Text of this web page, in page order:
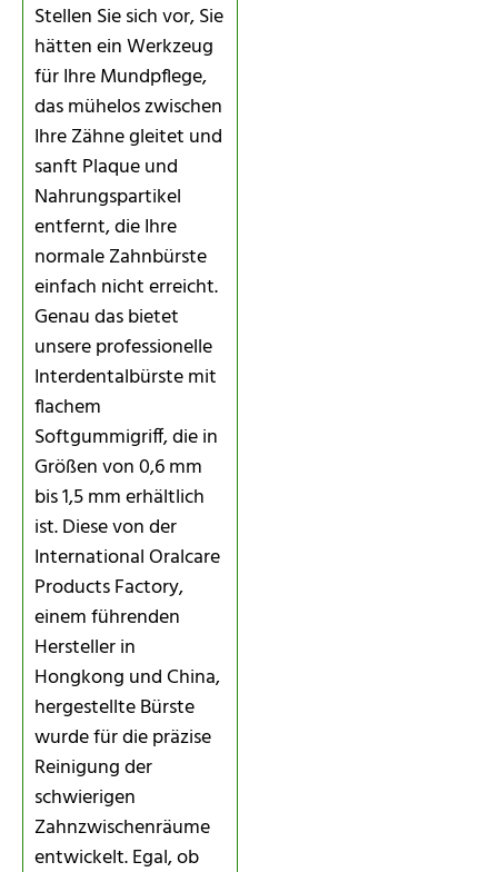
Stellen Sie sich vor, Sie
hätten ein Werkzeug
für Ihre Mundpflege,
das mühelos zwischen
Ihre Zähne gleitet und
sanft Plaque und
Nahrungspartikel
entfernt, die Ihre
normale Zahnbürste
einfach nicht erreicht.
Genau das bietet
unsere professionelle
Interdentalbürste mit
flachem
Softgummigriff, die in
Größen von 0,6 mm
bis 1,5 mm erhältlich
ist. Diese von der
International Oralcare
Products Factory,
einem führenden
Hersteller in
Hongkong und China,
hergestellte Bürste
wurde für die präzise
Reinigung der
schwierigen
Zahnzwischenräume
entwickelt. Egal, ob